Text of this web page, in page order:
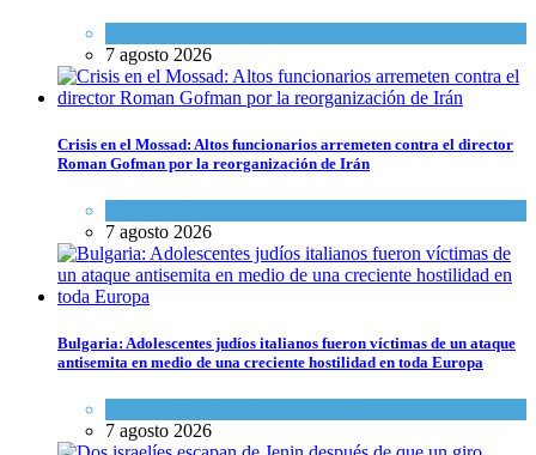
7 agosto 2026
Crisis en el Mossad: Altos funcionarios arremeten contra el director
Roman Gofman por la reorganización de Irán
7 agosto 2026
Bulgaria: Adolescentes judíos italianos fueron víctimas de un ataque
antisemita en medio de una creciente hostilidad en toda Europa
7 agosto 2026